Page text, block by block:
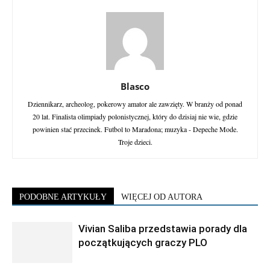
Blasco
Dziennikarz, archeolog, pokerowy amator ale zawzięty. W branży od ponad
20 lat. Finalista olimpiady polonistycznej, który do dzisiaj nie wie, gdzie
powinien stać przecinek. Futbol to Maradona; muzyka - Depeche Mode.
Troje dzieci.
PODOBNE ARTYKUŁY WIĘCEJ OD AUTORA
Vivian Saliba przedstawia porady dla
początkujących graczy PLO